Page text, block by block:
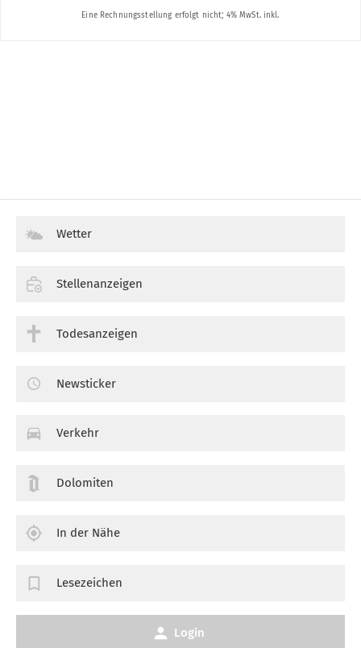
Wetter
Stellenanzeigen
Todesanzeigen
Newsticker
Verkehr
Dolomiten
In der Nähe
Lesezeichen
Login